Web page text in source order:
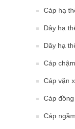
Cáp hạ
Dây hạ
Dây hạ
Cáp
Cáp vặn
Cáp
Cáp ngầm